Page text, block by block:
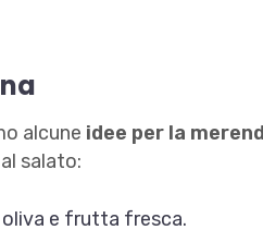
alcune idee per la
salato:
e frutta fresca.